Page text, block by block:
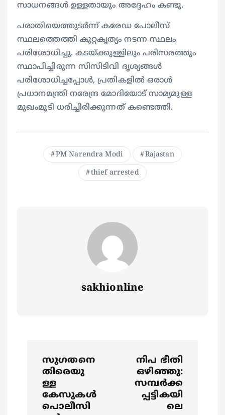
സാധനങ്ങൾ ഉള്ളതായും അദ്ദേഹം കണ്ടു.
പരാതിയെത്തുടർന്ന് കരേഡ പോലീസ്
സ്ഥലത്തെത്തി കുറ്റകൃത്യം നടന്ന സ്ഥലം
പരിശോധിച്ചു. കടയ്ക്കുള്ളിലും പരിസരത്തും
സ്ഥാപിച്ചിരുന്ന സിസിടിവി ദൃശ്യങ്ങൾ
പരിശോധിച്ചപ്പോൾ, പ്രതികളിൽ ഒരാൾ
പ്രധാനമന്ത്രി നരേന്ദ്ര മോദിയോട് സാമ്യമുള്ള
മുഖംമൂടി ധരിച്ചിരിക്കുന്നത് കണ്ടെത്തി.
PM Narendra Modi Rajastan
thief arrested
sakhionline
സുഗതനെ
തിരെയു
ള്ള
കേസുകൾ
പൊലീസി
നിപ ഭീതി
ഒഴിഞ്ഞു:
സമ്പർക്ക
പ്പട്ടികയി
ലെ